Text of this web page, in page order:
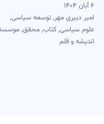
۶ آبان ۱۴۰۴
امیر دبیری مهر,توسعه سیاسی,
علوم سیاسی,کتاب,محقق,موسسه
اندیشه و قلم